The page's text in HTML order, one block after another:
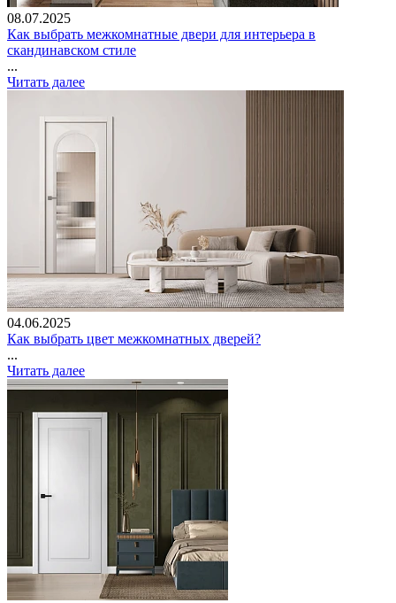
08.07.2025
Как выбрать межкомнатные двери для интерьера в
скандинавском стиле
...
Читать далее
04.06.2025
Как выбрать цвет межкомнатных дверей?
...
Читать далее